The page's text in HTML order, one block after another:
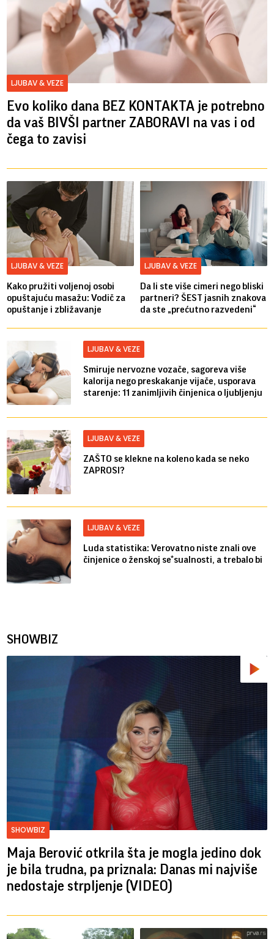
LJUBAV & VEZE
Evo koliko dana BEZ KONTAKTA je potrebno
da vaš BIVŠI partner ZABORAVI na vas i od
čega to zavisi
LJUBAV & VEZE
Kako pružiti voljenoj osobi
opuštajuću masažu: Vodič za
opuštanje i zbližavanje
LJUBAV & VEZE
Da li ste više cimeri nego bliski
partneri? ŠEST jasnih znakova
da ste „prećutno razvedeni“
LJUBAV & VEZE
Smiruje nervozne vozače, sagoreva više
kalorija nego preskakanje vijače, usporava
starenje: 11 zanimljivih činjenica o ljubljenju
LJUBAV & VEZE
ZAŠTO se klekne na koleno kada se neko
ZAPROSI?
LJUBAV & VEZE
Luda statistika: Verovatno niste znali ove
činjenice o ženskoj se*sualnosti, a trebalo bi
SHOWBIZ
SHOWBIZ
Maja Berović otkrila šta je mogla jedino dok
je bila trudna, pa priznala: Danas mi najviše
nedostaje strpljenje (VIDEO)